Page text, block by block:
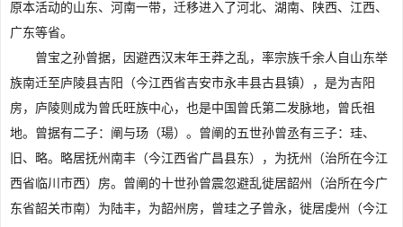
原本活动的山东、河南一带，迁移进入了河北、湖南、陕西、江西、
广东等省。
曾宝之孙曾据，因避西汉末年王莽之乱，率宗族千余人自山东举
族南迁至庐陵县吉阳（今江西省吉安市永丰县古县镇），是为吉阳
房，庐陵则成为曾氏旺族中心，也是中国曾氏第二发脉地，曾氏祖
地。曾据有二子：阐与玚（瑒）。曾阐的五世孙曾丞有三子：珪、
旧、略。略居抚州南丰（今江西省广昌县东），为抚州（治所在今江
西省临川市西）房。曾阐的十世孙曾震忽避乱徙居韶州（治所在今广
东省韶关市南）为陆丰，为韶州房，曾珪之子曾永，徙居虔州（今江